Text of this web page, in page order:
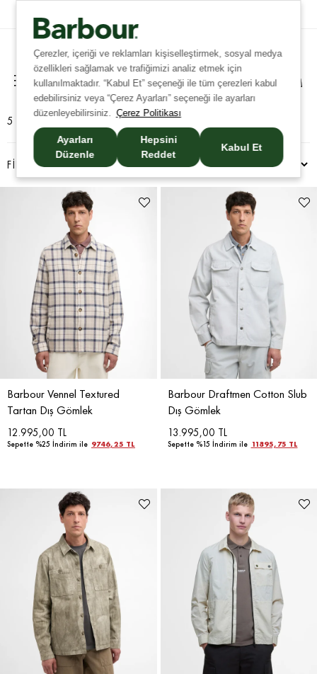
Çerezler, içeriği ve reklamları kişiselleştirmek, sosyal medya
özellikleri sağlamak ve trafiğimizi analiz etmek için
kullanılmaktadır. “Kabul Et” seçeneği ile tüm çerezleri kabul
edebilirsiniz veya “Çerez Ayarları” seçeneği ile ayarları
düzenleyebilirsiniz. Çerez Politikası
Ayarları
Düzenle
Hepsini
Reddet
Kabul Et
FILTRELEME
5 ÜRÜN
Barbour Vennel Textured
Tartan Dış Gömlek
12.995,00 TL
Sepette %25 İndirim ile 9746,25 TL
Barbour Draftmen Cotton Slub
Dış Gömlek
13.995,00 TL
Sepette %15 İndirim ile 11895,75 TL